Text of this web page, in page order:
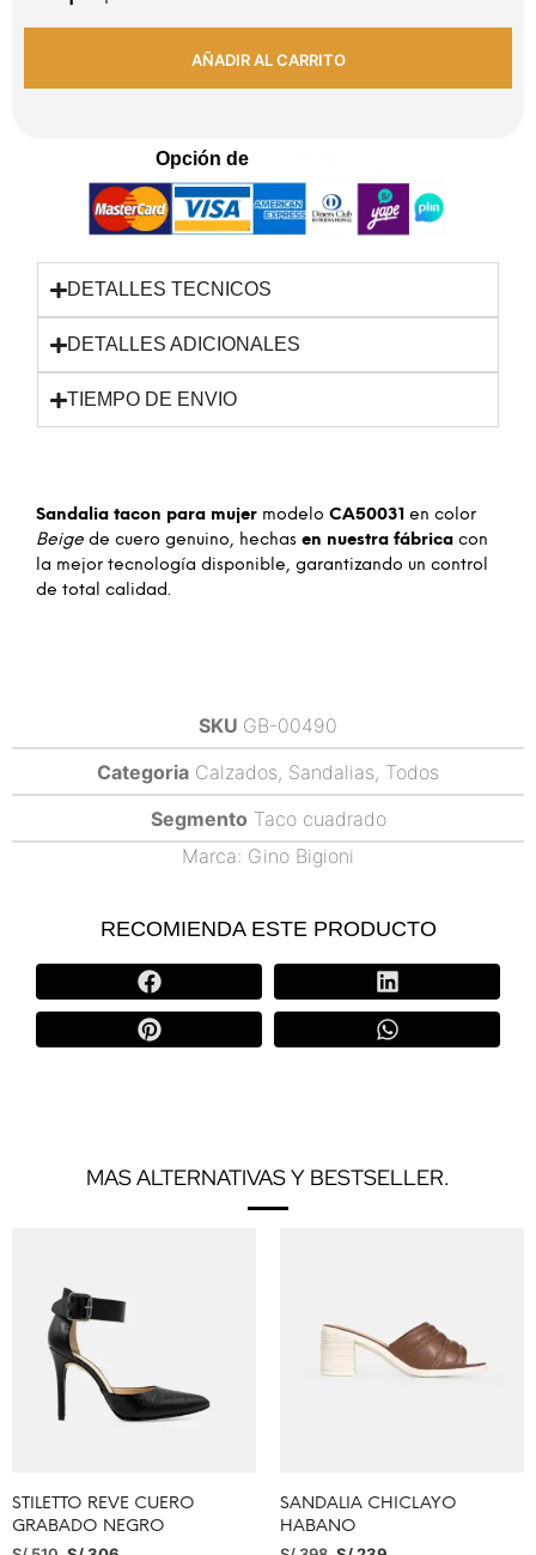
AÑADIR AL CARRITO
Opción de
DETALLES TECNICOS
DETALLES ADICIONALES
TIEMPO DE ENVIO
Sandalia tacon para mujer modelo CA50031 en color
Beige de cuero genuino, hechas en nuestra fábrica con
la mejor tecnología disponible, garantizando un control
de total calidad.
SKU GB-00490
Categoria Calzados, Sandalias, Todos
Segmento Taco cuadrado
Marca: Gino Bigioni
RECOMIENDA ESTE PRODUCTO
MAS ALTERNATIVAS Y BESTSELLER.
STILETTO REVE CUERO
GRABADO NEGRO
SANDALIA CHICLAYO
HABANO